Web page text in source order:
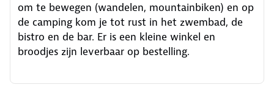
om te bewegen (wandelen, mountainbiken) en op
de camping kom je tot rust in het zwembad, de
bistro en de bar. Er is een kleine winkel en
broodjes zijn leverbaar op bestelling.